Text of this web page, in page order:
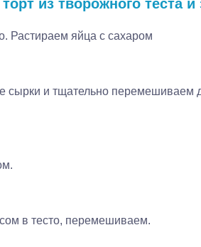
из творожного теста
Растираем яйца с сахаром
сырки и тщательно перемешиваем
в тесто, перемешиваем.